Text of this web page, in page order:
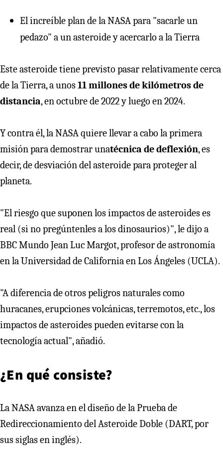
El increíble plan de la NASA para "sacarle un
pedazo" a un asteroide y acercarlo a la Tierra
Este asteroide tiene previsto pasar relativamente cerca
de la Tierra, a unos11 millones de kilómetros de
distancia, en octubre de 2022 y luego en 2024.
Y contra él, la NASA quiere llevar a cabo la primera
misión para demostrar unatécnica de deflexión, es
decir, de desviación del asteroide para proteger al
planeta.
"El riesgo que suponen los impactos de asteroides es
real (si no pregúntenles a los dinosaurios)", le dijo a
BBC Mundo Jean Luc Margot, profesor de astronomía
en la Universidad de California en Los Ángeles (UCLA).
"A diferencia de otros peligros naturales como
huracanes, erupciones volcánicas, terremotos, etc., los
impactos de asteroides pueden evitarse con la
tecnología actual", añadió.
¿En qué consiste?
La NASA avanza en el diseño de la Prueba de
Redireccionamiento del Asteroide Doble (DART, por
sus siglas en inglés).